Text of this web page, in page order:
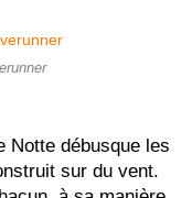
Notte débusque les
sur du vent.